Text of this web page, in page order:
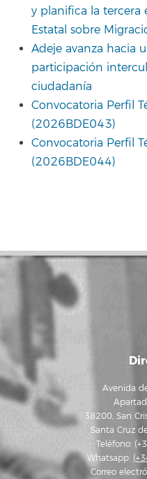
y planifica la
Estatal sobre
Adeje avanza hacia
participación
ciudadanía
Convocatoria Perfil
(2026BDE043)
Convocatoria Perfil
(2026BDE044)
Avenida
38200, San
Santa Cruz
Teléfono:
Whatsapp:
Correo